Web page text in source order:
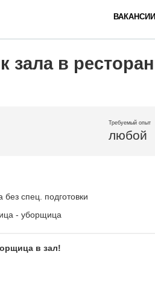
ВАКАНСИИ
зала в
Требуемый опыт
любой
без спец. подготовки
- уборщица
в зал!